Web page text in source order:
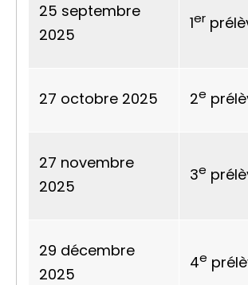
25 septembre
2025
1er
27 octobre 2025 2e
27 novembre
2025
3e
29 décembre
2025
4e